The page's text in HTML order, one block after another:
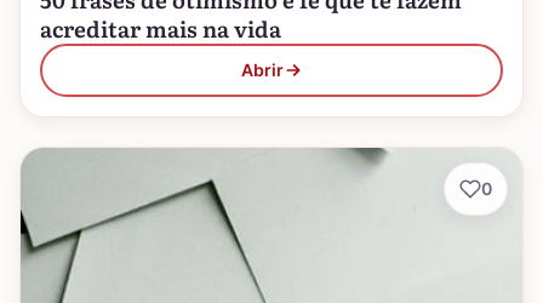
acreditar mais na vida
Abrir
0